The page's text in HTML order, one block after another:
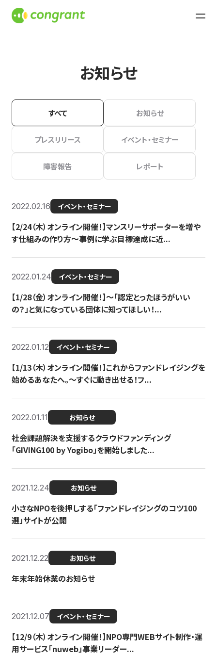
お知らせ
すべて お知らせ
プレスリリース イベント・セミナー
障害報告 レポート
2022.02.16 イベント・セミナー
【2/24（木）オンライン開催！】マンスリーサポーターを増や
す仕組みの作り方〜事例に学ぶ目標達成に近...
2022.01.24 イベント・セミナー
【1/28（金）オンライン開催！】〜「認定とったほうがいい
の？」と気になっている団体に知ってほしい！...
2022.01.12 イベント・セミナー
【1/13（木）オンライン開催！】これからファンドレイジングを
始めるあなたへ。〜すぐに動き出せる！フ...
2022.01.11 お知らせ
社会課題解決を支援するクラウドファンディング
「GIVING100 by Yogibo」を開始しました...
2021.12.24 お知らせ
小さなNPOを後押しする「ファンドレイジングのコツ100
選」サイトが公開
2021.12.22 お知らせ
年末年始休業のお知らせ
2021.12.07 イベント・セミナー
【12/9（木）オンライン開催！】NPO専門WEBサイト制作・運
用サービス「nuweb」事業リーダー...